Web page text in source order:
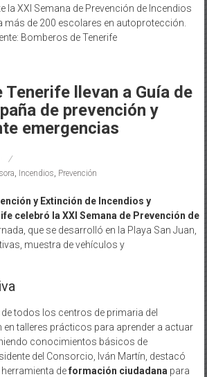
la XXI Semana de Prevención de Incendios
más de 200 escolares en autoprotección.
Bomberos de Tenerife
Tenerife llevan a Guía de
de prevención y
emergencias
Incendios Prevención
y Extinción de Incendios y
celebró la XXI Semana de Prevención de
que se desarrolló en la Playa San Juan,
muestra de vehículos y
todos los centros de primaria del
talleres prácticos para aprender a actuar
conocimientos básicos de
del Consorcio, Iván Martín, destacó
deformación ciudadana para